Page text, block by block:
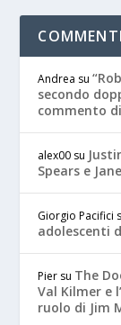
Andrea su
secondo
commento
alex00 su
Spears e
Giorgio Pacifici
adolescenti
Pier su The
Val Kilmer e
ruolo di Jim